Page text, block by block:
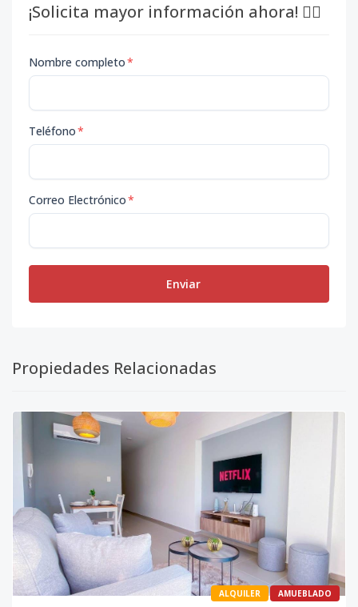
¡Solicita mayor información ahora! 👇🏽
Nombre completo*
Teléfono*
Correo Electrónico*
Enviar
Propiedades Relacionadas
ALQUILER AMUEBLADO